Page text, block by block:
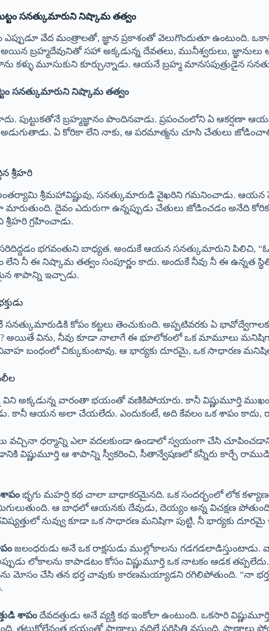
సనత్కుమారుని నిష్కామ తత్వం
ఎప్పుడూ వేద మంత్రాలతో, జ్ఞాన ప్రకాశంతో వెలుగొందుతూ
బ్రహ్మదేవునితో సహా అక్కడున్న దేవతలు, మునీశ్వరులు,
కళ్ళు మూసుకుని కూర్చున్నాడు. ఆయనే బ్రహ్మ మానసపుత్రుడైన
సనత్కుమారుని నిష్కామ తత్వం
పుట్టుకతోనే బ్రహ్మజ్ఞానం పొందినవాడు. ప్రపంచంలోని ఏ ఆకర్షణా
ఏ కోరికా లేని నాకు, ఆ పరమాత్మను చూసి చేతులు
శ్రీహరి
శ్రీమహావిష్ణువు, సనత్కుమారుడి వైఖరిని గమనించాడు.
దైవం ఎదురుగా ఉన్నప్పుడు చేతులు జోడించడం అనేది కోరికతో
గ్రహించాడు.
భగవంతుని బాధ్యత. అందుకే ఆయన సనత్కుమారుని
నీ ఈ నిష్కామ తత్వం సంపూర్ణం కాదు. అందుకే నీవు నీ ఈ
శాపాన్ని ఇచ్చాడు.
కోపం కట్టలు తెంచుకుంది. అప్పటివరకు ఏ
అయితే విను, నీవు కూడా నాలాగే ఈ భూలోకంలో ఒక మామూలు
బంధంలో చిక్కుకుంటావు. ఆ భార్యకు దూరమై, ఒక సాధారణ
అక్కడున్న వారంతా భయంతో వణికిపోయారు. కానీ విష్ణుమూర్తి
కానీ ఆయన అలా చేయలేదు. ఎందుకంటే, అది కేవలం ఒక శాపం
వచ్చినా ధర్మాన్ని ఎలా వదలకుండా ఉండాలో స్వయంగా చేసి
విష్ణుమూర్తి ఆ శాపాన్ని స్వీకరించి, సీతాన్వేషణలో కన్నీరు కార్చే
శాపంభృగు మహర్షి కథ చాలా బాధాకరమైనది. ఒక సందర్భంలో లోక కళ్యాణం
ఆ బాధలో ఆయనకు దేవుడు, దెయ్యం అన్న విచక్షణ
నువ్వు కూడా ఒక సాధారణ మనిషిగా పుట్టి, నీ భార్యకు
జలంధరుడు అనే ఒక రాక్షసుడు ముల్లోకాలను
లోకాలను కాపాడటం కోసం విష్ణుమూర్తి ఒక నాటకం ఆడక తప్పలేదు.
మోసం చేసి తన భర్త చావుకు కారణమయ్యాడని రగిలిపోతుంది. “నా
శాపందేవదత్తుడు అనే వ్యక్తి కథ ఇంకోలా ఉంటుంది. ఒకసారి
తట్టుకోలేనంత భయంతో ప్రాణాలు వదిలే పరిస్థితి వస్తుంది.